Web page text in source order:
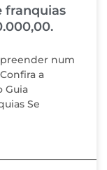
franquias
num
a
Guia
Se